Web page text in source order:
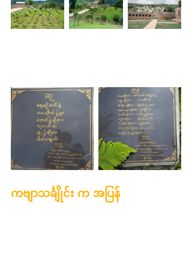
ကဗျာသင်္ချိုင်း က အပြန်